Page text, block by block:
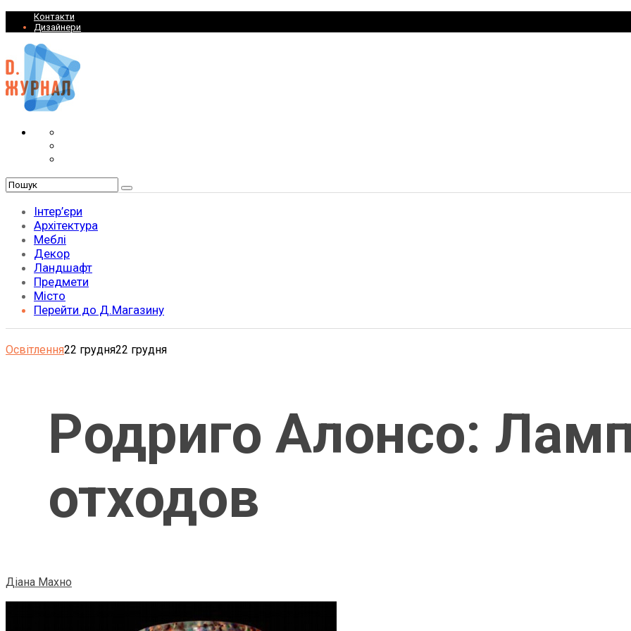
Контакти
Дизайнери
Інтер’єри
Архітектура
Меблі
Декор
Ландшафт
Предмети
Місто
Перейти до Д.Магазину
Освітлення22 грудня22 грудня
Родриго Алонсо:
отходов
Діана Махно